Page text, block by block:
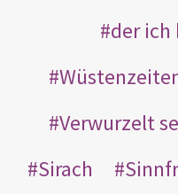
der ich
Verwurzelt
Sirach